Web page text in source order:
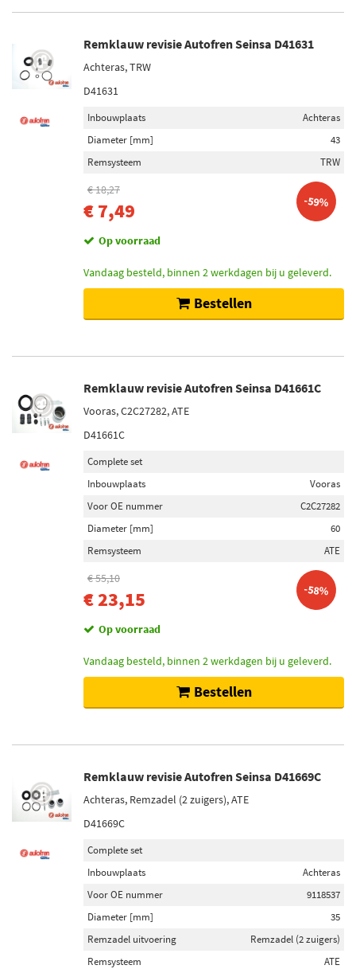
Remklauw revisie Autofren Seinsa D41631
Achteras, TRW
D41631
Inbouwplaats
Achteras
Diameter [mm]
43
Remsysteem
TRW
€ 18,27
€ 7,49 -59%
Op voorraad
Vandaag besteld, binnen 2 werkdagen bij u geleverd.
Bestellen
Remklauw revisie Autofren Seinsa D41661C
Vooras, C2C27282, ATE
D41661C
Complete set
Inbouwplaats
Vooras
Voor OE nummer
C2C27282
Diameter [mm]
60
Remsysteem
ATE
€ 55,10
€ 23,15 -58%
Op voorraad
Vandaag besteld, binnen 2 werkdagen bij u geleverd.
Bestellen
Remklauw revisie Autofren Seinsa D41669C
Achteras, Remzadel (2 zuigers), ATE
D41669C
Complete set
Inbouwplaats
Achteras
Voor OE nummer
9118537
Diameter [mm]
35
Remzadel uitvoering
Remzadel (2 zuigers)
Remsysteem
ATE